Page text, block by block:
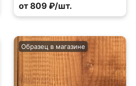
от 809 ₽/шт.
Образец в магазине